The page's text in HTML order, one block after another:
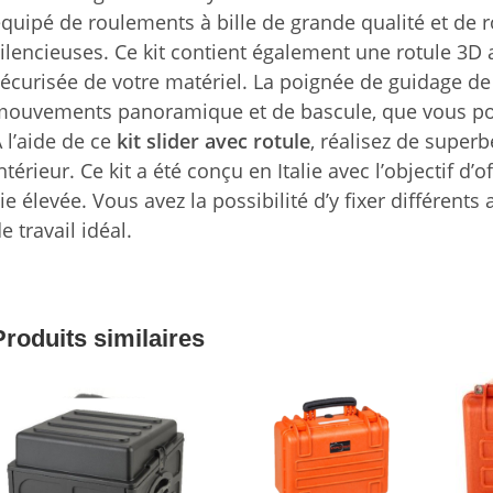
de roulements à bille de grande qualité et de
Ce kit contient également une rotule
de votre matériel. La poignée de guidage
panoramique et de bascule, que vous
l’aide de ce kit slider avec rotule, réalisez de
Ce kit a été conçu en Italie avec l’objectif
élevée. Vous avez la possibilité d’y fixer
travail idéal.
similaires